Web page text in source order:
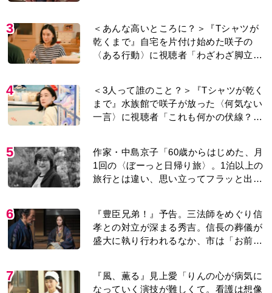
3
＜あんな高いところに？＞『Tシャツが
乾くまで』自宅を片付け始めた咲子の
〈ある行動〉に視聴者「わざわざ脚立買
4
＜3人って誰のこと？＞『Tシャツが乾く
まで』水族館で咲子が放った〈何気ない
一言〉に視聴者「これも何かの伏線？」
5
作家・中島京子「60歳からはじめた、月
1回の〈ぼーっと日帰り旅〉。1泊以上の
旅行とは違い、思い立ってフラッと出か
6
『豊臣兄弟！』予告。三法師をめぐり信
孝との対立が深まる秀吉。信長の葬儀が
盛大に執り行われるなか、市は「お前ら
7
『風、薫る』見上愛「りんの心が病気に
なっていく演技が難しくて。看護は想像